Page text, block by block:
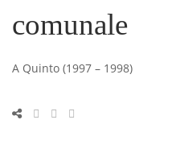
comunale
A Quinto (1997 – 1998)